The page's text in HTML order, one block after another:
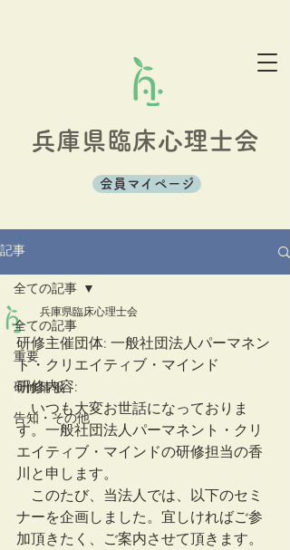
兵庫県臨床心理士会
会員マイページ
記事
全ての記事
重要
研修情報
告知・その他
全ての記事
兵庫県臨床心理士会
研修主催団体: 一般社団法人パーマネン
ト・クリエイティブ・マインド
研修内容:
いつも大変お世話になっておりま
す。一般社団法人パーマネント・クリ
エイティブ・マインドの研修担当の香
川と申します。
このたび、当法人では、以下のセミ
ナーを企画しました。宜しければご参
加頂きたく、ご案内させて頂きます。